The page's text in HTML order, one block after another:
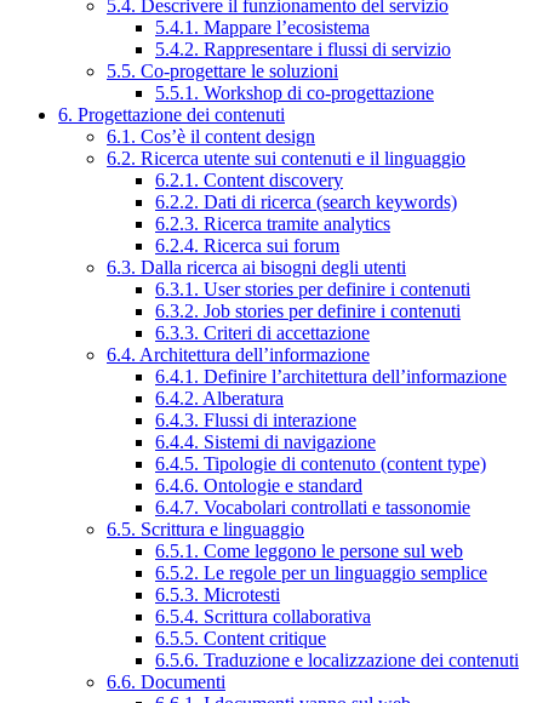
5.4. Descrivere il funzionamento del servizio
5.4.1. Mappare l’ecosistema
5.4.2. Rappresentare i flussi di servizio
5.5. Co-progettare le soluzioni
5.5.1. Workshop di co-progettazione
6. Progettazione dei contenuti
6.1. Cos’è il content design
6.2. Ricerca utente sui contenuti e il linguaggio
6.2.1. Content discovery
6.2.2. Dati di ricerca (search keywords)
6.2.3. Ricerca tramite analytics
6.2.4. Ricerca sui forum
6.3. Dalla ricerca ai bisogni degli utenti
6.3.1. User stories per definire i contenuti
6.3.2. Job stories per definire i contenuti
6.3.3. Criteri di accettazione
6.4. Architettura dell’informazione
6.4.1. Definire l’architettura dell’informazione
6.4.2. Alberatura
6.4.3. Flussi di interazione
6.4.4. Sistemi di navigazione
6.4.5. Tipologie di contenuto (content type)
6.4.6. Ontologie e standard
6.4.7. Vocabolari controllati e tassonomie
6.5. Scrittura e linguaggio
6.5.1. Come leggono le persone sul web
6.5.2. Le regole per un linguaggio semplice
6.5.3. Microtesti
6.5.4. Scrittura collaborativa
6.5.5. Content critique
6.5.6. Traduzione e localizzazione dei contenuti
6.6. Documenti